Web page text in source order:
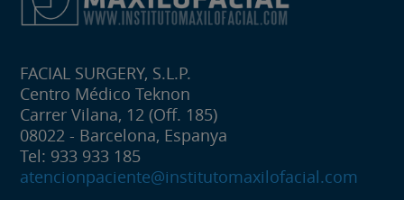
FACIAL SURGERY, S.L.P.
Centro Médico Teknon
Carrer Vilana, 12 (Off. 185)
08022 - Barcelona, Espanya
Tel: 933 933 185
atencionpaciente@institutomaxilofacial.com